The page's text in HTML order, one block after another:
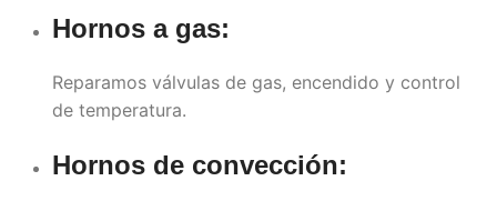
Hornos a gas:
Reparamos válvulas de gas, encendido y control
de temperatura.
Hornos de convección: